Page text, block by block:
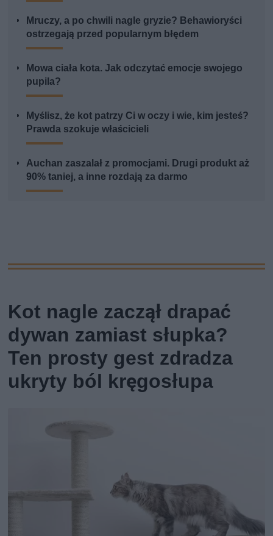
Mruczy, a po chwili nagle gryzie? Behawioryści
ostrzegają przed popularnym błędem
Mowa ciała kota. Jak odczytać emocje swojego
pupila?
Myślisz, że kot patrzy Ci w oczy i wie, kim jesteś?
Prawda szokuje właścicieli
Auchan zaszalał z promocjami. Drugi produkt aż
90% taniej, a inne rozdają za darmo
Kot nagle zaczął drapać
dywan zamiast słupka?
Ten prosty gest zdradza
ukryty ból kręgosłupa